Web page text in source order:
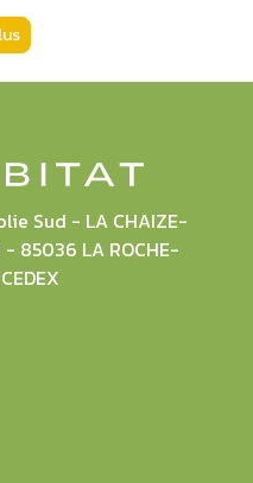
Sud - LA CHAIZE-
- 85036 LA ROCHE-